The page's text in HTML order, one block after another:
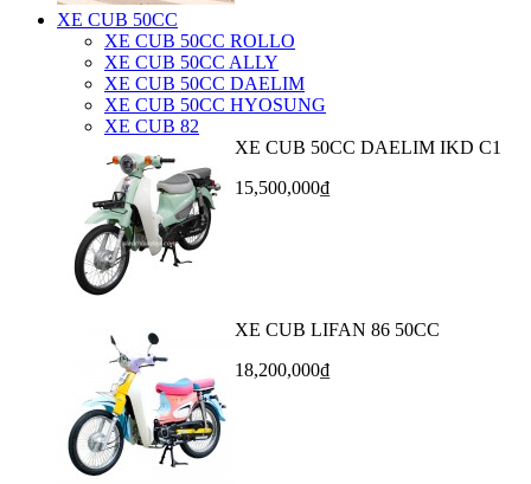
XE CUB 50CC
XE CUB 50CC ROLLO
XE CUB 50CC ALLY
XE CUB 50CC DAELIM
XE CUB 50CC HYOSUNG
XE CUB 82
XE CUB 50CC DAELIM IKD C1
15,500,000₫
XE CUB LIFAN 86 50CC
18,200,000₫